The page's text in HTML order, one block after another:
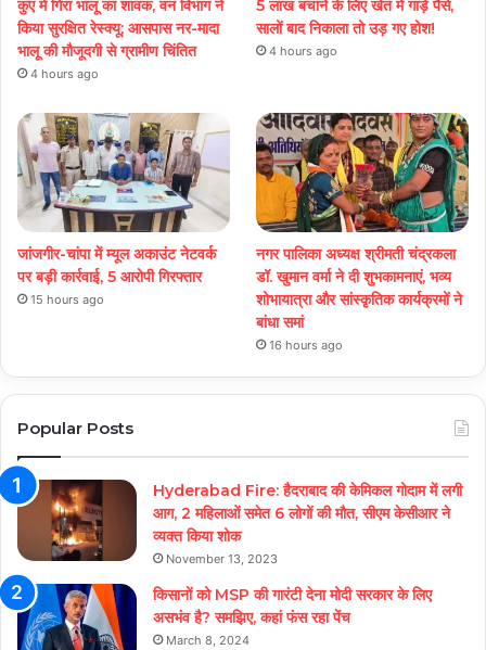
कुएं में गिरा भालू का शावक, वन विभाग ने
किया सुरक्षित रेस्क्यू; आसपास नर-मादा
भालू की मौजूदगी से ग्रामीण चिंतित
4 hours ago
5 लाख बचाने के लिए खेत में गाड़े पैसे,
सालों बाद निकाला तो उड़ गए होश!
4 hours ago
जांजगीर-चांपा में म्यूल अकाउंट नेटवर्क
पर बड़ी कार्रवाई, 5 आरोपी गिरफ्तार
15 hours ago
नगर पालिका अध्यक्ष श्रीमती चंद्रकला
डॉ. खुमान वर्मा ने दी शुभकामनाएं, भव्य
शोभायात्रा और सांस्कृतिक कार्यक्रमों ने
बांधा समां
16 hours ago
Popular Posts
Hyderabad Fire: हैदराबाद की केमिकल गोदाम में लगी
आग, 2 महिलाओं समेत 6 लोगों की मौत, सीएम केसीआर ने
व्यक्त किया शोक
November 13, 2023
किसानों को MSP की गारंटी देना मोदी सरकार के लिए
असभंव है? समझिए, कहां फंस रहा पेंच
March 8, 2024